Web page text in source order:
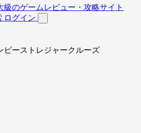
ログイン
ピーストレジャークルーズ